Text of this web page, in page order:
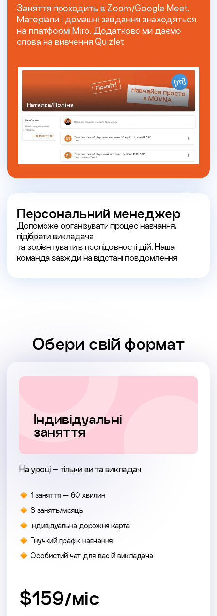
Заняття проходить в Zoom/Google Meet.
Матеріали і домашні завдання знаходяться
на платформі Miro. Додатково ми даємо
слова на вивчення Quizlet
Персональний менеджер
Допоможе організувати процес навчання,
підібрати викладача
та зорієнтувати в послідовності дій. Наша
команда завжди на відстані повідомлення
Обери свій формат
Індивідуальні
заняття
На уроці – тільки ви та викладач
1 заняття — 60 хвилин
8 занять/місяць
Індивідуальна дорожня карта
Гнучкий графік навчання
Особистий чат для вас й викладача
$159/мiс